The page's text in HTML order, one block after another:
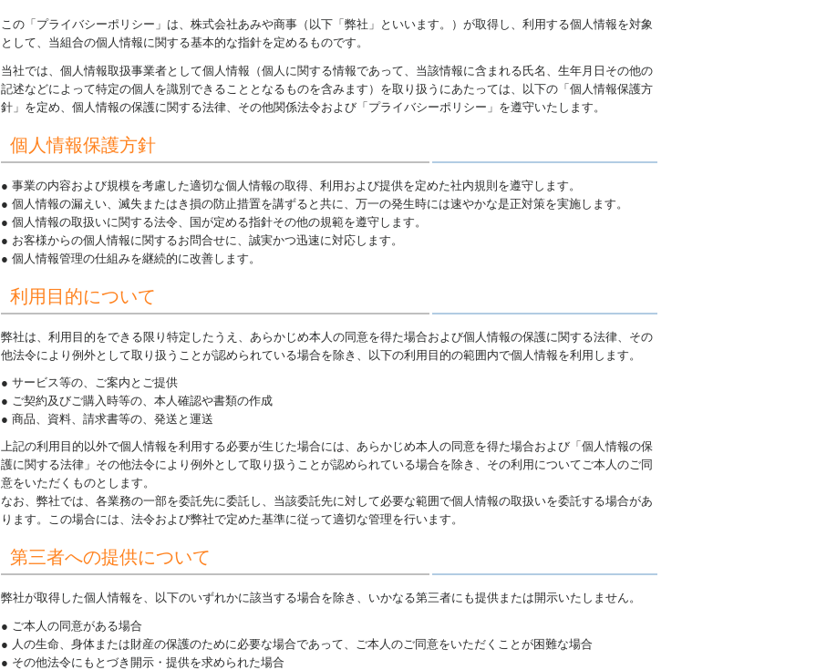
この「プライバシーポリシー」は、株式会社あみや商事（以下「弊社」といいます。）が取得し、利用する個人情報を対象
として、当組合の個人情報に関する基本的な指針を定めるものです。
当社では、個人情報取扱事業者として個人情報（個人に関する情報であって、当該情報に含まれる氏名、生年月日その他の
記述などによって特定の個人を識別できることとなるものを含みます）を取り扱うにあたっては、以下の「個人情報保護方
針」を定め、個人情報の保護に関する法律、その他関係法令および「プライバシーポリシー」を遵守いたします。
個人情報保護方針
事業の内容および規模を考慮した適切な個人情報の取得、利用および提供を定めた社内規則を遵守します。
個人情報の漏えい、滅失またはき損の防止措置を講ずると共に、万一の発生時には速やかな是正対策を実施します。
個人情報の取扱いに関する法令、国が定める指針その他の規範を遵守します。
お客様からの個人情報に関するお問合せに、誠実かつ迅速に対応します。
個人情報管理の仕組みを継続的に改善します。
利用目的について
弊社は、利用目的をできる限り特定したうえ、あらかじめ本人の同意を得た場合および個人情報の保護に関する法律、その
他法令により例外として取り扱うことが認められている場合を除き、以下の利用目的の範囲内で個人情報を利用します。
サービス等の、ご案内とご提供
ご契約及びご購入時等の、本人確認や書類の作成
商品、資料、請求書等の、発送と運送
上記の利用目的以外で個人情報を利用する必要が生じた場合には、あらかじめ本人の同意を得た場合および「個人情報の保
護に関する法律」その他法令により例外として取り扱うことが認められている場合を除き、その利用についてご本人のご同
意をいただくものとします。
なお、弊社では、各業務の一部を委託先に委託し、当該委託先に対して必要な範囲で個人情報の取扱いを委託する場合があ
ります。この場合には、法令および弊社で定めた基準に従って適切な管理を行います。
第三者への提供について
弊社が取得した個人情報を、以下のいずれかに該当する場合を除き、いかなる第三者にも提供または開示いたしません。
ご本人の同意がある場合
人の生命、身体または財産の保護のために必要な場合であって、ご本人のご同意をいただくことが困難な場合
その他法令にもとづき開示・提供を求められた場合